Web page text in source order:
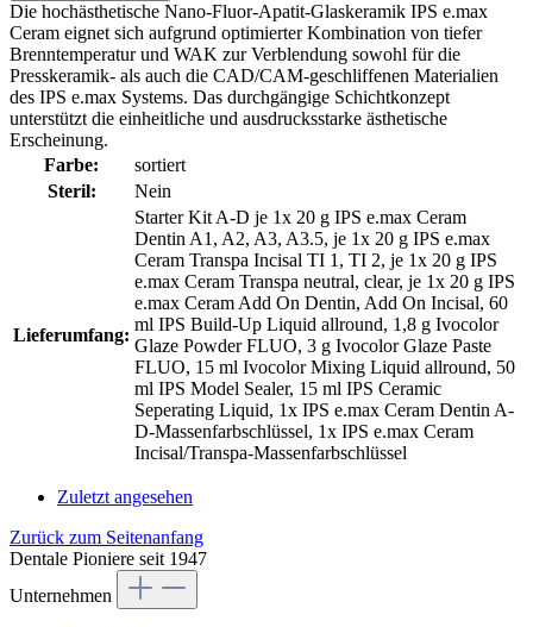
Die hochästhetische Nano-Fluor-Apatit-Glaskeramik IPS e.max
Ceram eignet sich aufgrund optimierter Kombination von tiefer
Brenntemperatur und WAK zur Verblendung sowohl für die
Presskeramik- als auch die CAD/CAM-geschliffenen Materialien
des IPS e.max Systems. Das durchgängige Schichtkonzept
unterstützt die einheitliche und ausdrucksstarke ästhetische
Erscheinung.
Farbe:
sortiert
Steril:
Nein
Lieferumfang:
Starter Kit A-D je 1x 20 g IPS e.max Ceram
Dentin A1, A2, A3, A3.5, je 1x 20 g IPS e.max
Ceram Transpa Incisal TI 1, TI 2, je 1x 20 g IPS
e.max Ceram Transpa neutral, clear, je 1x 20 g IPS
e.max Ceram Add On Dentin, Add On Incisal, 60
ml IPS Build-Up Liquid allround, 1,8 g Ivocolor
Glaze Powder FLUO, 3 g Ivocolor Glaze Paste
FLUO, 15 ml Ivocolor Mixing Liquid allround, 50
ml IPS Model Sealer, 15 ml IPS Ceramic
Seperating Liquid, 1x IPS e.max Ceram Dentin A-
D-Massenfarbschlüssel, 1x IPS e.max Ceram
Incisal/Transpa-Massenfarbschlüssel
Zuletzt angesehen
Zurück zum Seitenanfang
Dentale Pioniere seit 1947
Unternehmen